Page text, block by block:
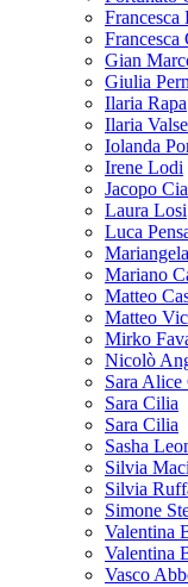
Francesca
Francesca
Gian
Giulia
Ilaria Rapa
Ilaria
Iolanda
Irene Lodi
Jacopo
Laura Losi
Luca
Mariano
Matteo
Matteo
Mirko
Nicolò
Sara Alice
Sara Cilia
Sara Cilia
Sasha
Silvia
Silvia
Simone
Valentina
Valentina
Vasco